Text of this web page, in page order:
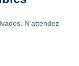
N’attendez